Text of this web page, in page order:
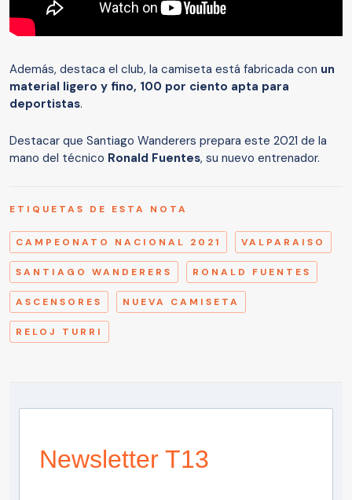
Además, destaca el club, la camiseta está fabricada con un
material ligero y fino, 100 por ciento apta para
deportistas.
Destacar que Santiago Wanderers prepara este 2021 de la
mano del técnico Ronald Fuentes, su nuevo entrenador.
ETIQUETAS DE ESTA NOTA
CAMPEONATO NACIONAL 2021 VALPARAISO
SANTIAGO WANDERERS RONALD FUENTES
ASCENSORES NUEVA CAMISETA
RELOJ TURRI
Newsletter T13